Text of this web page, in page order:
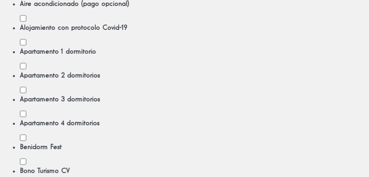
Aire acondicionado (pago opcional)
Alojamiento con protocolo Covid-19
Apartamento 1 dormitorio
Apartamento 2 dormitorios
Apartamento 3 dormitorios
Apartamento 4 dormitorios
Benidorm Fest
Bono Turismo CV